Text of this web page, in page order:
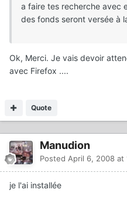
a faire tes recherche avec
des fonds seront versée à
Ok, Merci. Je vais devoir
avec Firefox ....
Quote
Manudion
Posted April 6, 2008 at
je l'ai installée